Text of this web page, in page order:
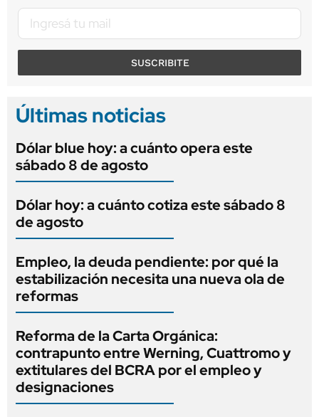
SUSCRIBITE
Últimas noticias
Dólar blue hoy: a cuánto opera este
sábado 8 de agosto
Dólar hoy: a cuánto cotiza este sábado 8
de agosto
Empleo, la deuda pendiente: por qué la
estabilización necesita una nueva ola de
reformas
Reforma de la Carta Orgánica:
contrapunto entre Werning, Cuattromo y
extitulares del BCRA por el empleo y
designaciones